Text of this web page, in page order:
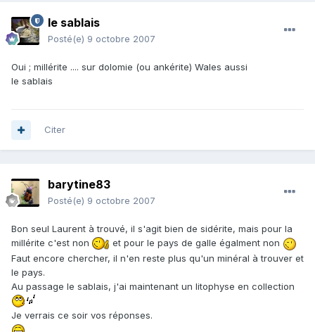
le sablais
Posté(e) 9 octobre 2007
Oui ; millérite .... sur dolomie (ou ankérite) Wales aussi
le sablais
Citer
barytine83
Posté(e) 9 octobre 2007
Bon seul Laurent à trouvé, il s'agit bien de sidérite, mais pour la
millérite c'est non
et pour le pays de galle égalment non
Faut encore chercher, il n'en reste plus qu'un minéral à trouver et
le pays.
Au passage le sablais, j'ai maintenant un litophyse en collection
Je verrais ce soir vos réponses.